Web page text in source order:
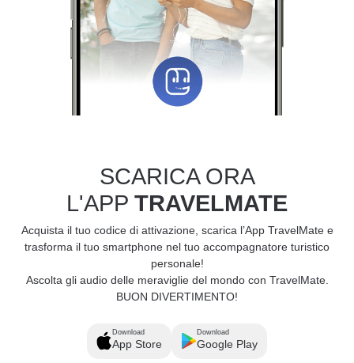
SCARICA ORA
L'APP TRAVELMATE
Acquista il tuo codice di attivazione, scarica l’App TravelMate e
trasforma il tuo smartphone nel tuo accompagnatore turistico
personale!
Ascolta gli audio delle meraviglie del mondo con TravelMate.
BUON DIVERTIMENTO!
Download
App Store
Download
Google Play